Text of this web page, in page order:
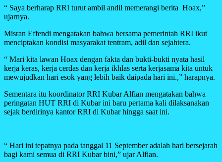
“ Saya berharap RRI turut ambil andil memerangi berita Hoax,”
ujarnya.
Misran Effendi mengatakan bahwa bersama pemerintah RRI ikut
menciptakan kondisi masyarakat tentram, adil dan sejahtera.
“ Mari kita lawan Hoax dengan fakta dan bukti-bukti nyata hasil
kerja keras, kerja cerdas dan kerja ikhlas serta kerjasama kita untuk
mewujudkan hari esok yang lebih baik daipada hari ini.,” harapnya.
Sementara itu koordinator RRI Kubar Alfian mengatakan bahwa
peringatan HUT RRI di Kubar ini baru pertama kali dilaksanakan
sejak berdirinya kantor RRI di Kubar hingga saat ini.
“ Hari ini tepatnya pada tanggal 11 September adalah hari bersejarah
bagi kami semua di RRI Kubar bini,” ujar Alfian.